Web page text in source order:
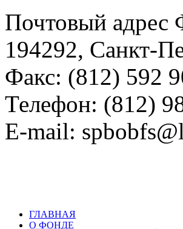
Почтовый адрес
194292, Санкт-
Факс: (812) 592
Телефон: (812)
E-mail:
ГЛАВНАЯ
О ФОНДЕ